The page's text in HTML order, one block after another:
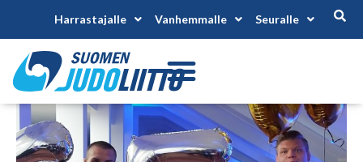
Harrastajalle Vanhemmalle Seuralle